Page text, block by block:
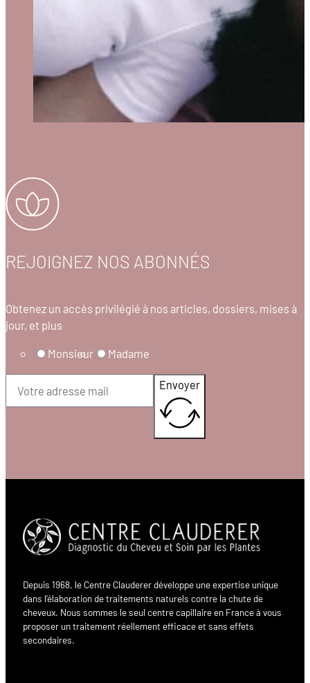
REJOIGNEZ NOS ABONNÉS
Obtenez un accès privilégié à nos articles, dossiers, mises à
jour, et plus
Monsieur Madame
Envoyer
Depuis 1968, le Centre Clauderer développe une expertise unique
dans l’élaboration de traitements naturels contre la chute de
cheveux. Nous sommes le seul centre capillaire en France à vous
proposer un traitement réellement efficace et sans effets
secondaires.